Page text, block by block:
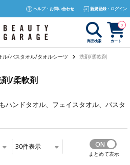
ヘルプ・お問い合わせ 新規登録・ログイン
商品検索 カート
0
ル/バスタオル/タオルシーツ 洗剤/柔軟剤
/柔軟剤
ハンドタオル、 フェイスタオル、 バスタ
30件表示
まとめて表示